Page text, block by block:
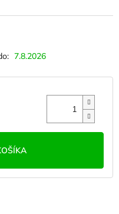
7.8.2026